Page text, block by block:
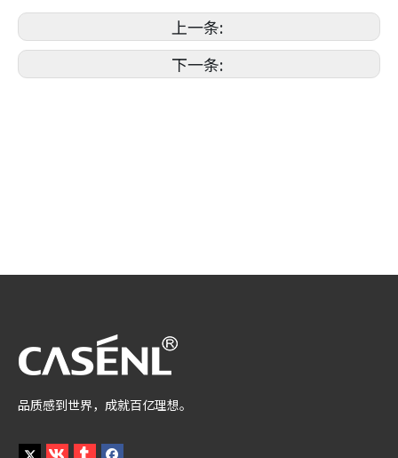
上一条:
下一条:
品质感到世界，成就百亿理想。